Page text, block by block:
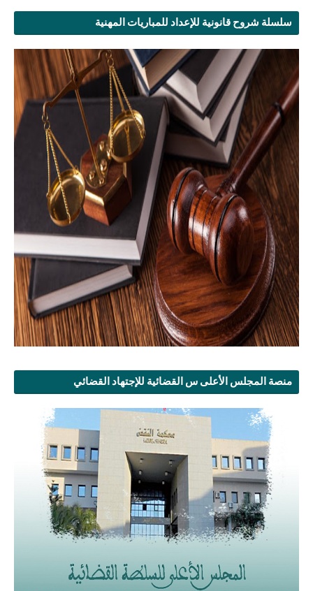
سلسلة شروح قانونية للإعداد للمباريات المهنية
منصة المجلس الأعلى س القضائية للإجتهاد القضائي